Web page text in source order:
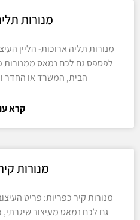
מנורות
מנורות תליה ארוכות- הליין
לפספס גם לכם נמאס ממנורות
הבית, המשרד או החדר
קרא
מנורות
מנורות קיר כפריות: פריט
גם לכם נמאס מעיצוב